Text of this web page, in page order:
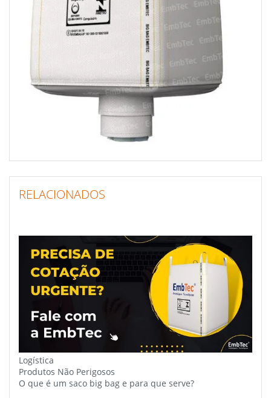
RELACIONADOS
Logística
Produtos Não Perigosos
O que é um saco big bag e para que serve?